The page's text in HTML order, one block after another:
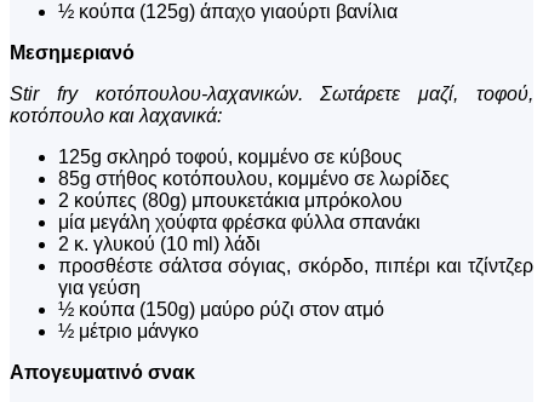
½ κούπα (125g) άπαχο γιαούρτι βανίλια
Μεσημεριανό
Stir fry κοτόπουλου-λαχανικών. Σωτάρετε μαζί, τοφού,
κοτόπουλο και λαχανικά:
125g σκληρό τοφού, κομμένο σε κύβους
85g στήθος κοτόπουλου, κομμένο σε λωρίδες
2 κούπες (80g) μπουκετάκια μπρόκολου
μία μεγάλη χούφτα φρέσκα φύλλα σπανάκι
2 κ. γλυκού (10 ml) λάδι
προσθέστε σάλτσα σόγιας, σκόρδο, πιπέρι και τζίντζερ
για γεύση
½ κούπα (150g) μαύρο ρύζι στον ατμό
½ μέτριο μάνγκο
Απογευματινό σνακ